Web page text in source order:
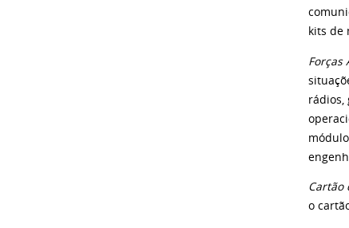
kits de
Forças
rádios,
Cartão
o